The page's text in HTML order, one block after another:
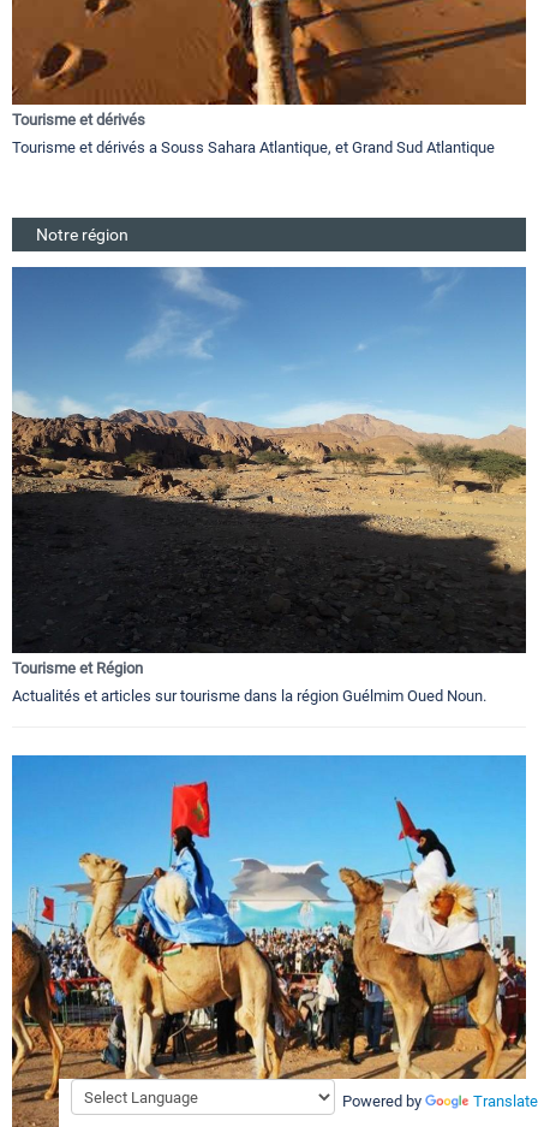
Tourisme et dérivés
Tourisme et dérivés a Souss Sahara Atlantique, et Grand Sud Atlantique
Notre région
Tourisme et Région
Actualités et articles sur tourisme dans la région Guélmim Oued Noun.
Powered by Translate